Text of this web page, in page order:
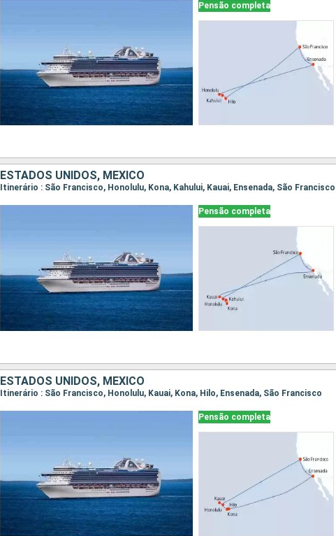
Pensão completa
ESTADOS UNIDOS, MÉXICO
Itinerário : São Francisco, Honolulu, Kona, Kahului, Kauai, Ensenada, São Francisco
Pensão completa
ESTADOS UNIDOS, MÉXICO
Itinerário : São Francisco, Honolulu, Kauai, Kona, Hilo, Ensenada, São Francisco
Pensão completa